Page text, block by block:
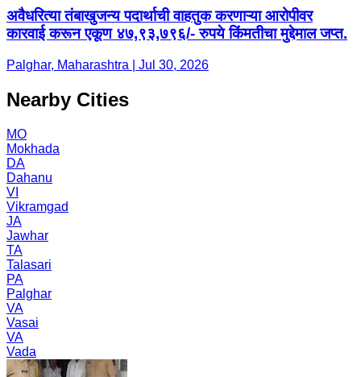
अवैधरित्या तंबाखुजन्य पदार्थाची वाहतुक करणाऱ्या आरोपीवर
कारवाई करून एकूण ४७,९३,७९६/- रुपये किंमतीचा मुद्देमाल जप्त.
Palghar, Maharashtra | Jul 30, 2026
Nearby Cities
MO
Mokhada
DA
Dahanu
VI
Vikramgad
JA
Jawhar
TA
Talasari
PA
Palghar
VA
Vasai
VA
Vada